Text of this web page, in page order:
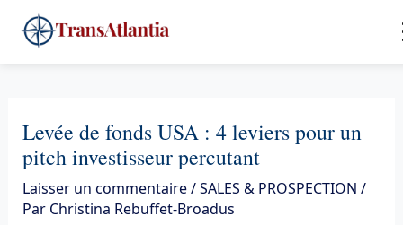
au
contenu
Levée de fonds USA : 4 leviers pour un
pitch investisseur percutant
Laisser un commentaire/SALES & PROSPECTION /
Par Christina Rebuffet-Broadus